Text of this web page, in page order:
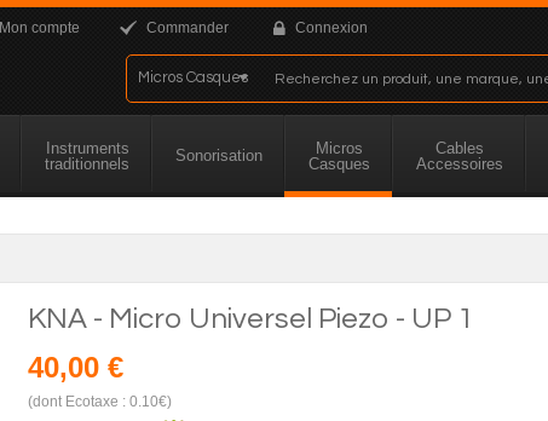
Mon compte Commander Connexion
Instruments
traditionnels
Sonorisation
Micros
Casques
Cables
Accessoires
KNA - Micro Universel Piezo - UP 1
40,00 €
(dont Ecotaxe : 0.10€)